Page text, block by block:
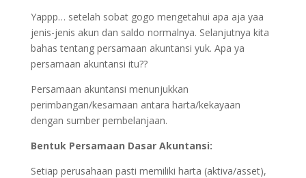
Yappp… setelah sobat gogo mengetahui apa aja yaa
jenis-jenis akun dan saldo normalnya. Selanjutnya kita
bahas tentang persamaan akuntansi yuk. Apa ya
persamaan akuntansi itu??
Persamaan akuntansi menunjukkan
perimbangan/kesamaan antara harta/kekayaan
dengan sumber pembelanjaan.
Bentuk Persamaan Dasar Akuntansi:
Setiap perusahaan pasti memiliki harta (aktiva/asset),